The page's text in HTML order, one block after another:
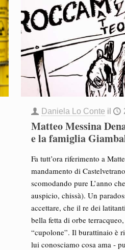
Daniela Lo Conte il
Matteo Messina
e la famiglia
Fa tutt’ora riferimento a
mandamento di
scomodando pure L’anno
auspicio, chissà). Un
accettare, che il re dei
bella fetta di orbe
“cupolone”. Il burattinaio è
lui conosciamo cosa ama -